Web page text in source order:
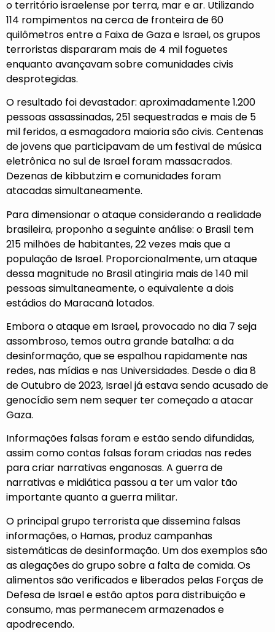
o território israelense por terra, mar e ar. Utilizando
114 rompimentos na cerca de fronteira de 60
quilômetros entre a Faixa de Gaza e Israel, os grupos
terroristas dispararam mais de 4 mil foguetes
enquanto avançavam sobre comunidades civis
desprotegidas.
O resultado foi devastador: aproximadamente 1.200
pessoas assassinadas, 251 sequestradas e mais de 5
mil feridos, a esmagadora maioria são civis. Centenas
de jovens que participavam de um festival de música
eletrônica no sul de Israel foram massacrados.
Dezenas de kibbutzim e comunidades foram
atacadas simultaneamente.
Para dimensionar o ataque considerando a realidade
brasileira, proponho a seguinte análise: o Brasil tem
215 milhões de habitantes, 22 vezes mais que a
população de Israel. Proporcionalmente, um ataque
dessa magnitude no Brasil atingiria mais de 140 mil
pessoas simultaneamente, o equivalente a dois
estádios do Maracanã lotados.
Embora o ataque em Israel, provocado no dia 7 seja
assombroso, temos outra grande batalha: a da
desinformação, que se espalhou rapidamente nas
redes, nas mídias e nas Universidades. Desde o dia 8
de Outubro de 2023, Israel já estava sendo acusado de
genocídio sem nem sequer ter começado a atacar
Gaza.
Informações falsas foram e estão sendo difundidas,
assim como contas falsas foram criadas nas redes
para criar narrativas enganosas. A guerra de
narrativas e midiática passou a ter um valor tão
importante quanto a guerra militar.
O principal grupo terrorista que dissemina falsas
informações, o Hamas, produz campanhas
sistemáticas de desinformação. Um dos exemplos são
as alegações do grupo sobre a falta de comida. Os
alimentos são verificados e liberados pelas Forças de
Defesa de Israel e estão aptos para distribuição e
consumo, mas permanecem armazenados e
apodrecendo.